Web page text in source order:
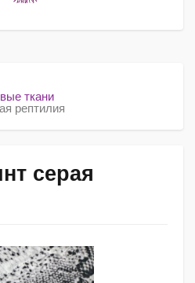
ткани
рептилия
серая